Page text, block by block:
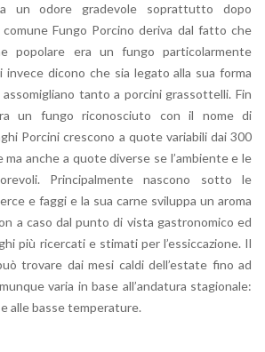
un odore gradevole soprattutto dopo
comune Fungo Porcino deriva dal fatto che
popolare era un fungo particolarmente
invece dicono che sia legato alla sua forma
tanto a porcini grassottelli. Fin
un fungo riconosciuto con il nome di
Porcini crescono a quote variabili dai 300
anche a quote diverse se l’ambiente e le
Principalmente nascono sotto le
e faggi e la sua carne sviluppa un aroma
a caso dal punto di vista gastronomico ed
più ricercati e stimati per l’essiccazione. Il
trovare dai mesi caldi dell’estate fino ad
varia in base all’andatura stagionale:
alle basse temperature.